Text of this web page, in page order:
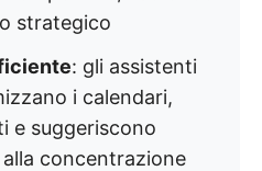
strategico
: gli assistenti
i calendari,
e suggeriscono
concentrazione